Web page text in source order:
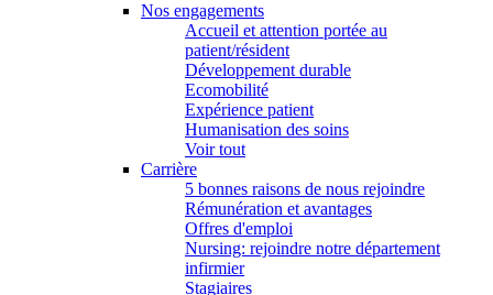
Nos engagements
Accueil et attention portée au
patient/résident
Développement durable
Ecomobilité
Expérience patient
Humanisation des soins
Voir tout
Carrière
5 bonnes raisons de nous rejoindre
Rémunération et avantages
Offres d'emploi
Nursing: rejoindre notre département
infirmier
Stagiaires